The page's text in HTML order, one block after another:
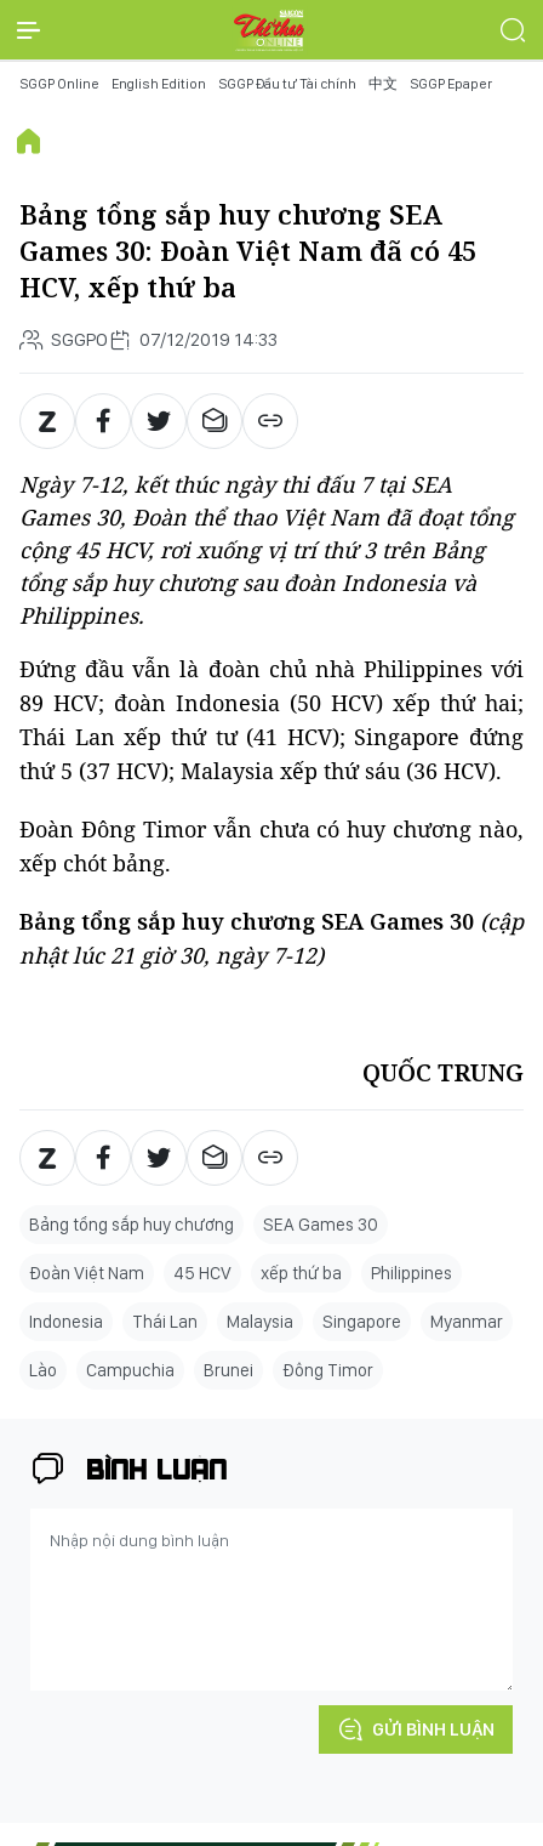
SGGP Online English Edition SGGP Đầu tư Tài chính 中文 SGGP Epaper
Bảng tổng sắp huy chương SEA
Games 30: Đoàn Việt Nam đã có 45
HCV, xếp thứ ba
SGGPO 07/12/2019 14:33
Ngày 7-12, kết thúc ngày thi đấu 7 tại SEA
Games 30, Đoàn thể thao Việt Nam đã đoạt tổng
cộng 45 HCV, rơi xuống vị trí thứ 3 trên Bảng
tổng sắp huy chương sau đoàn Indonesia và
Philippines.
Đứng đầu vẫn là đoàn chủ nhà Philippines với
89 HCV; đoàn Indonesia (50 HCV) xếp thứ hai;
Thái Lan xếp thứ tư (41 HCV); Singapore đứng
thứ 5 (37 HCV); Malaysia xếp thứ sáu (36 HCV).
Đoàn Đông Timor vẫn chưa có huy chương nào,
xếp chót bảng.
Bảng tổng sắp huy chương SEA Games 30(cập
nhật lúc 21 giờ 30, ngày 7-12)
QUỐC TRUNG
Bảng tổng sắp huy chương SEA Games 30
Đoàn Việt Nam 45 HCV xếp thứ ba Philippines
Indonesia Thái Lan Malaysia Singapore Myanmar
Lào Campuchia Brunei Đông Timor
BÌNH LUẬN
GỬI BÌNH LUẬN